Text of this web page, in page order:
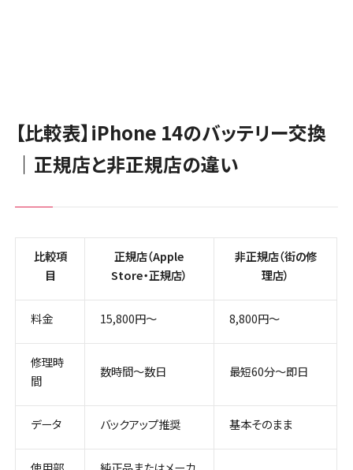
【比較表】iPhone 14のバッテリー交換
｜正規店と非正規店の違い
比較項
目
正規店（Apple
Store・正規店）
非正規店（街の修
理店）
料金 15,800円～ 8,800円〜
修理時
間
数時間〜数日 最短60分〜即日
データ バックアップ推奨 基本そのまま